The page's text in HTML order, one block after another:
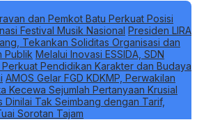
dan Pemkot Batu Perkuat Posisi
Festival Musik Nasional Presiden LIRA
Tekankan Soliditas Organisasi dan
Publik Melalui Inovasi ESSIDA, SDN
Pendidikan Karakter dan Budaya
AMOS Gelar FGD KDKMP, Perwakilan
Kecewa Sejumlah Pertanyaan Krusial
Dinilai Tak Seimbang dengan Tarif,
Sorotan Tajam